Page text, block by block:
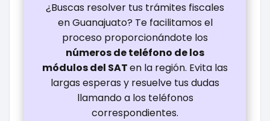
¿Buscas resolver tus trámites fiscales
en Guanajuato? Te facilitamos el
proceso proporcionándote los
números de teléfono de los
módulos del SATen la región. Evita las
largas esperas y resuelve tus dudas
llamando a los teléfonos
correspondientes.